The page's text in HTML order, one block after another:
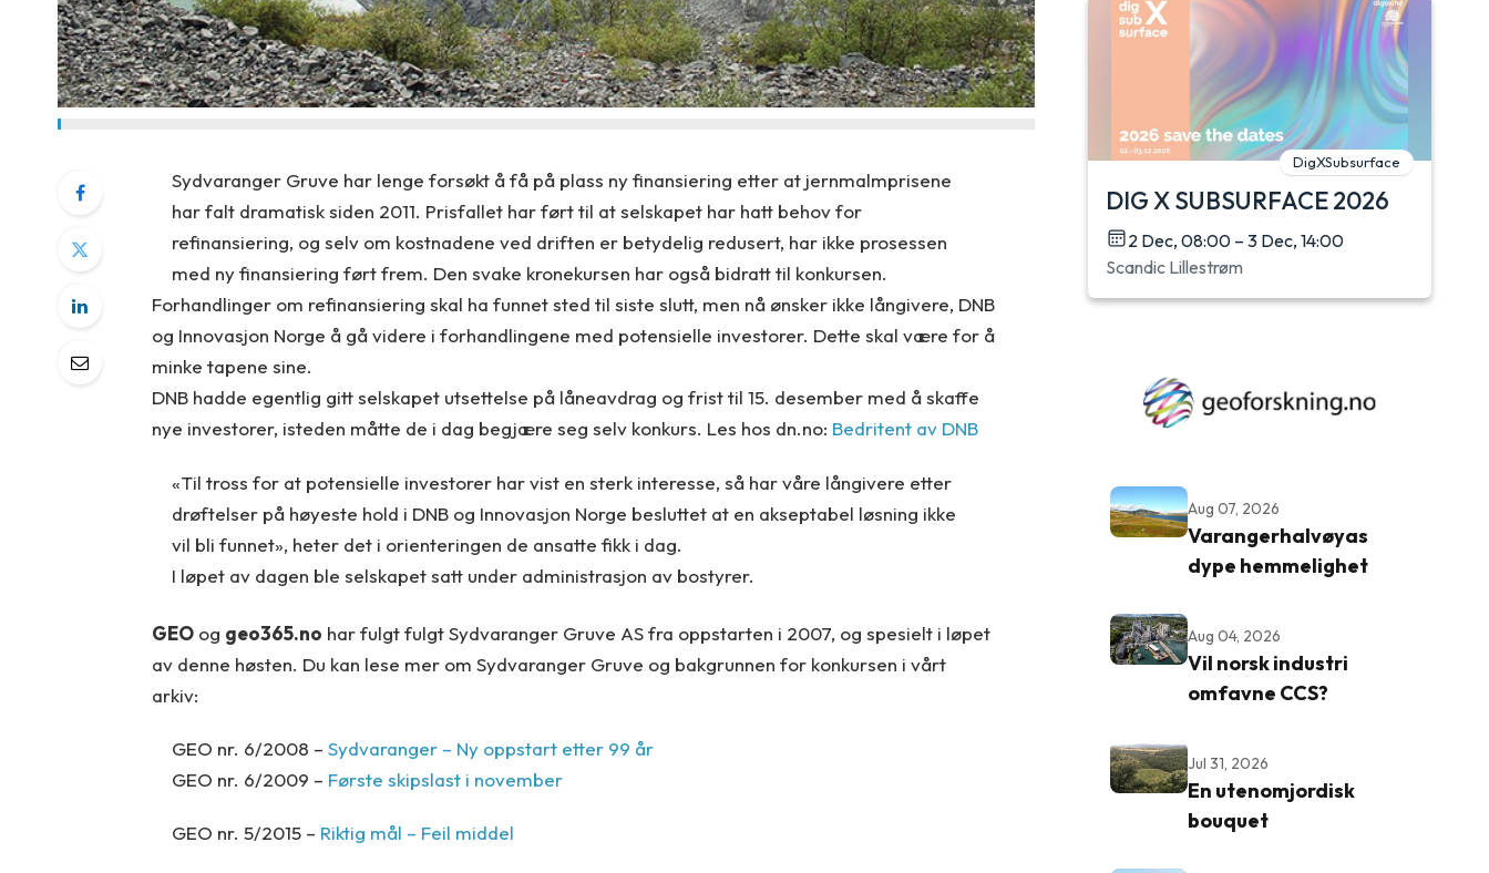
Sydvaranger Gruve har lenge forsøkt å få på plass ny finansiering etter at jernmalmprisene
har falt dramatisk siden 2011. Prisfallet har ført til at selskapet har hatt behov for
refinansiering, og selv om kostnadene ved driften er betydelig redusert, har ikke prosessen
med ny finansiering ført frem. Den svake kronekursen har også bidratt til konkursen.
Forhandlinger om refinansiering skal ha funnet sted til siste slutt, men nå ønsker ikke långivere, DNB
og Innovasjon Norge å gå videre i forhandlingene med potensielle investorer. Dette skal være for å
minke tapene sine.
DNB hadde egentlig gitt selskapet utsettelse på låneavdrag og frist til 15. desember med å skaffe
nye investorer, isteden måtte de i dag begjære seg selv konkurs. Les hos dn.no: Bedritent av DNB
«Til tross for at potensielle investorer har vist en sterk interesse, så har våre långivere etter
drøftelser på høyeste hold i DNB og Innovasjon Norge besluttet at en akseptabel løsning ikke
vil bli funnet», heter det i orienteringen de ansatte fikk i dag.
I løpet av dagen ble selskapet satt under administrasjon av bostyrer.
GEOog geo365.no har fulgt fulgt Sydvaranger Gruve AS fra oppstarten i 2007, og spesielt i løpet
av denne høsten. Du kan lese mer om Sydvaranger Gruve og bakgrunnen for konkursen i vårt
arkiv:
GEO nr. 6/2008 – Sydvaranger – Ny oppstart etter 99 år
GEO nr. 6/2009 – Første skipslast i november
GEO nr. 5/2015 – Riktig mål – Feil middel
DigXSubsurface
DIG X SUBSURFACE 2026
2 Dec, 08:00 – 3 Dec, 14:00
Scandic Lillestrøm
Aug 07, 2026
Varangerhalvøyas
dype hemmelighet
Aug 04, 2026
Vil norsk industri
omfavne CCS?
Jul 31, 2026
En utenomjordisk
bouquet